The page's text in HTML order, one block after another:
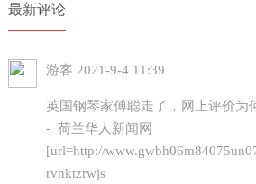
最新评论
游客 2021-9-4 11:39
英国钢琴家傅聪走了，网上评价为
- 荷兰华人新闻网
[url=http://
rvnktzrwjs